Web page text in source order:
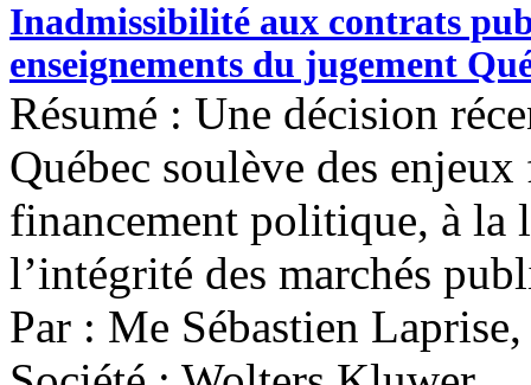
Inadmissibilité aux contrats
enseignements du jugement
Résumé : Une décision
Québec soulève des
financement politique, à la
l’intégrité des marchés
Par : Me Sébastien